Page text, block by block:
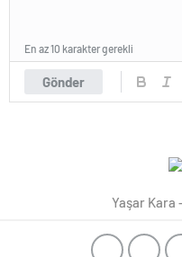
Gönder
En az 10 karakter gerekli
Yaşar Kara